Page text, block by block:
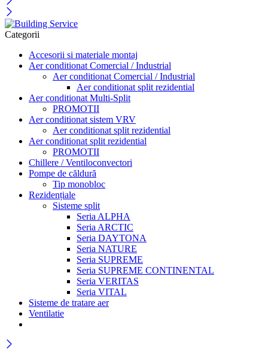
Categorii
Accesorii si materiale montaj
Aer conditionat Comercial / Industrial
Aer conditionat Comercial / Industrial
Aer conditionat split rezidential
Aer conditionat Multi-Split
PROMOTII
Aer conditionat sistem VRV
Aer conditionat split rezidential
Aer conditionat split rezidential
PROMOTII
Chillere / Ventiloconvectori
Pompe de căldură
Tip monobloc
Rezidențiale
Sisteme split
Seria ALPHA
Seria ARCTIC
Seria DAYTONA
Seria NATURE
Seria SUPREME
Seria SUPREME CONTINENTAL
Seria VERITAS
Seria VITAL
Sisteme de tratare aer
Ventilatie